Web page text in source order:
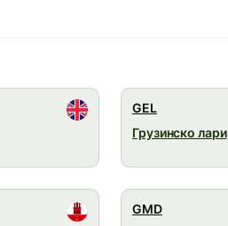
GEL
Грузинско лари
GMD